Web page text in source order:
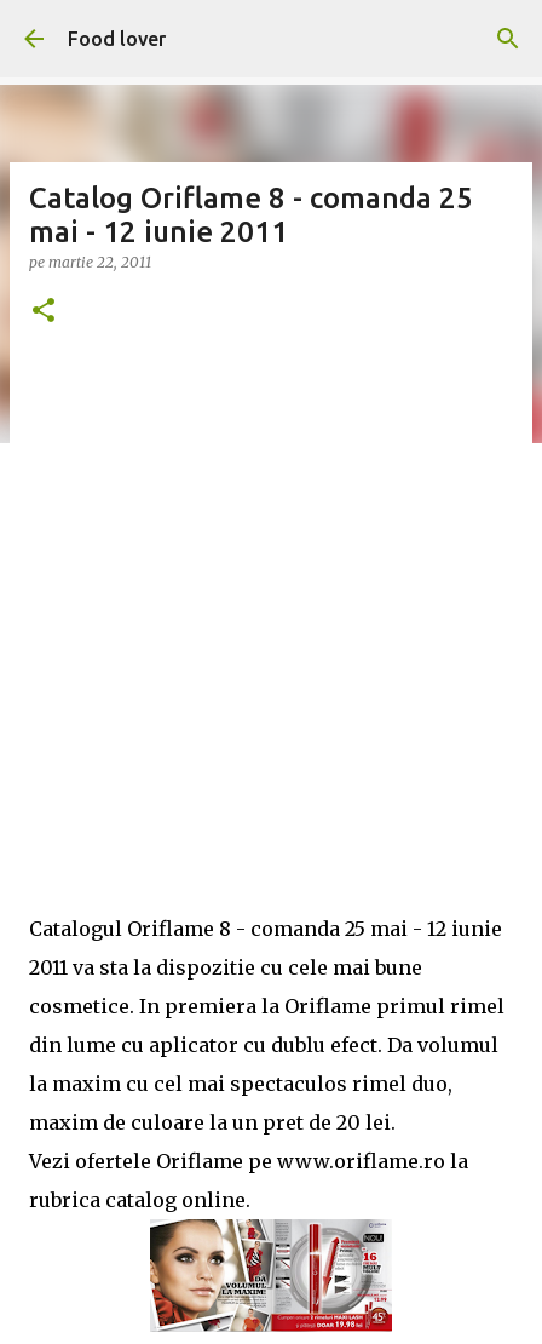
Treceți la conținutul principal
Food lover
Catalog Oriflame 8 - comanda 25
mai - 12 iunie 2011
pe martie 22, 2011
Catalogul Oriflame 8 - comanda 25 mai - 12 iunie
2011 va sta la dispozitie cu cele mai bune
cosmetice. In premiera la Oriflame primul rimel
din lume cu aplicator cu dublu efect. Da volumul
la maxim cu cel mai spectaculos rimel duo,
maxim de culoare la un pret de 20 lei.
Vezi ofertele Oriflame pe www.oriflame.ro la
rubrica catalog online.